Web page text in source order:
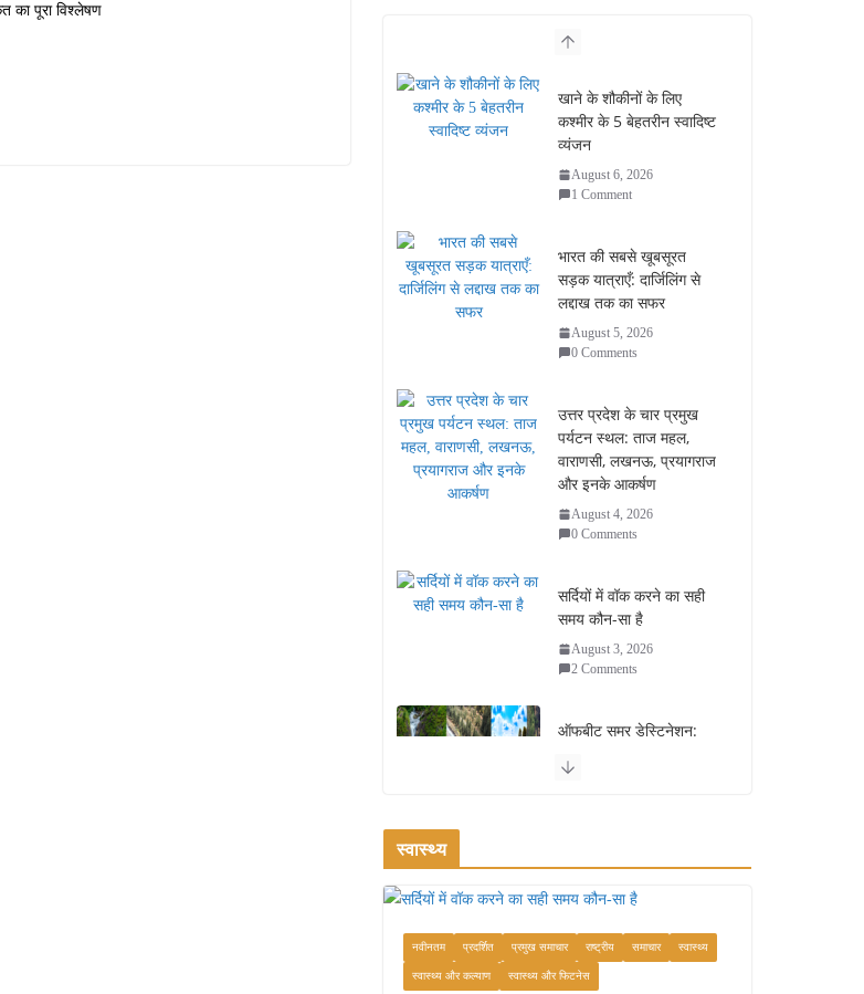
का पूरा विश्लेषण
खाने के शौकीनों के लिए
कश्मीर के 5 बेहतरीन स्वादिष्ट
व्यंजन
August 6, 2026
1 Comment
भारत की सबसे खूबसूरत
सड़क यात्राएँ: दार्जिलिंग से
लद्दाख तक का सफर
August 5, 2026
0 Comments
उत्तर प्रदेश के चार प्रमुख
पर्यटन स्थल: ताज महल,
वाराणसी, लखनऊ, प्रयागराज
और इनके आकर्षण
August 4, 2026
0 Comments
सर्दियों में वॉक करने का सही
समय कौन-सा है
August 3, 2026
2 Comments
ऑफबीट समर डेस्टिनेशन:
जगहें – भीड़ से दूर छुट्टियां
कश्मीर यात्रा गाइड:
प्राकृतिक सुंदरता और
स्वादिष्ट भोजन का अनूठा संगम
August 1, 2026
1 Comment
स्वास्थ्य
नवीनतम प्रदर्शित प्रमुख समाचार राष्ट्रीय समाचार स्वास्थ्य
स्वास्थ्य और कल्याण स्वास्थ्य और फिटनेस